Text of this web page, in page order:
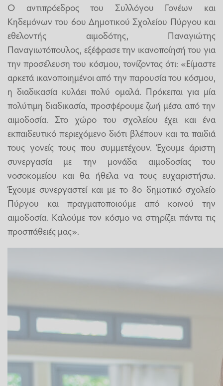
Ο αντιπρόεδρος του Συλλόγου Γονέων και
Κηδεμόνων του 6ου Δημοτικού Σχολείου Πύργου και
εθελοντής αιμοδότης, Παναγιώτης
Παναγιωτόπουλος, εξέφρασε την ικανοποίησή του για
την προσέλευση του κόσμου, τονίζοντας ότι: «Είμαστε
αρκετά ικανοποιημένοι από την παρουσία του κόσμου,
η διαδικασία κυλάει πολύ ομαλά. Πρόκειται για μία
πολύτιμη διαδικασία, προσφέρουμε ζωή μέσα από την
αιμοδοσία. Στο χώρο του σχολείου έχει και ένα
εκπαιδευτικό περιεχόμενο διότι βλέπουν και τα παιδιά
τους γονείς τους που συμμετέχουν. Έχουμε άριστη
συνεργασία με την μονάδα αιμοδοσίας του
νοσοκομείου και θα ήθελα να τους ευχαριστήσω.
Έχουμε συνεργαστεί και με το 8ο δημοτικό σχολείο
Πύργου και πραγματοποιούμε από κοινού την
αιμοδοσία. Καλούμε τον κόσμο να στηρίζει πάντα τις
προσπάθειές μας».